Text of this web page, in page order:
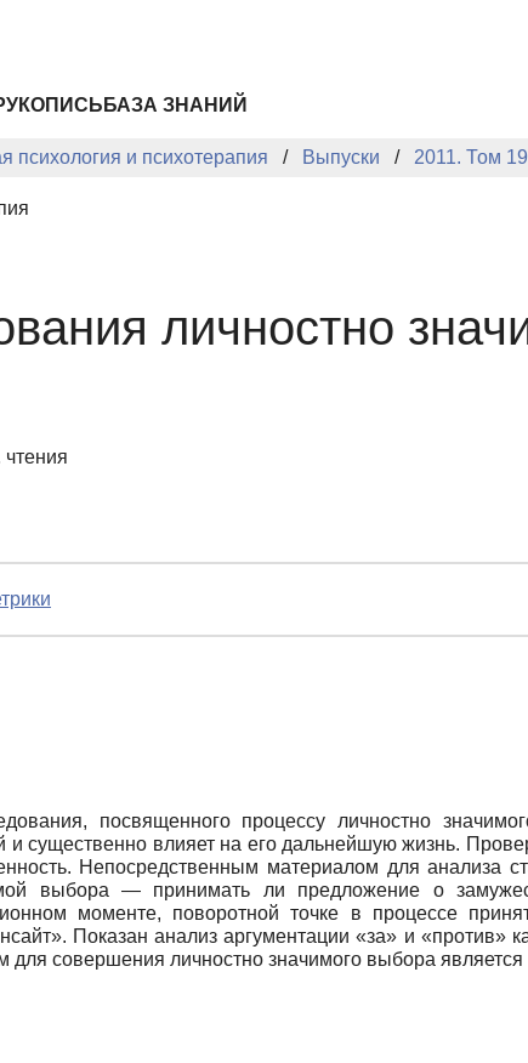
БАЗА ЗНАНИЙ
психология и психотерапия Выпуски 2011. Том
личностно
посвященного процессу личностно
существенно влияет на его дальнейшую жизнь.
Непосредственным материалом для анализа
выбора — принимать ли предложение о
моменте, поворотной точке в процессе
Показан анализ аргументации «за» и «против»
совершения личностно значимого выбора является